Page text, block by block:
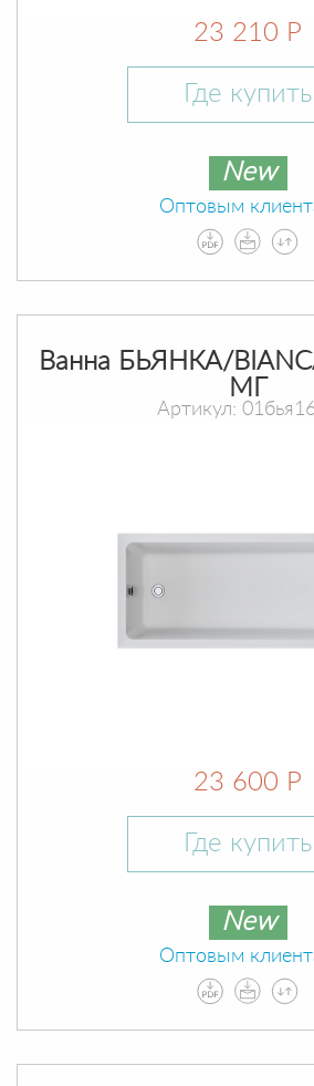
23 210 Р
Где купить
New
Оптовым
Ванна БЬЯНКА/
МГ
Артикул:
23 600 Р
Где купить
New
Оптовым